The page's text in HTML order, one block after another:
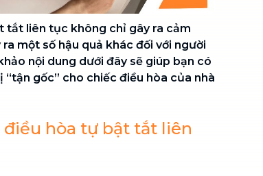
tắt liên tục không chỉ gây ra cảm
một số hậu quả khác đối với người
nội dung dưới đây sẽ giúp bạn có
gốc” cho chiếc điều hòa của nhà
điều hòa tự bật tắt liên